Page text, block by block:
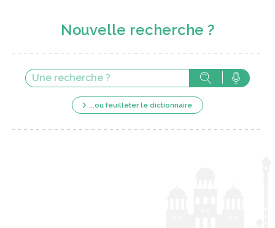
Nouvelle recherche ?
...ou feuilleter le dictionnaire